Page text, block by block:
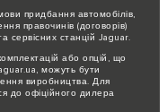
придбання автомобілів,
правочинів (договорів)
сервісних станцій Jaguar.
або опцій, що
можуть бути
виробництва. Для
до офіційного дилера